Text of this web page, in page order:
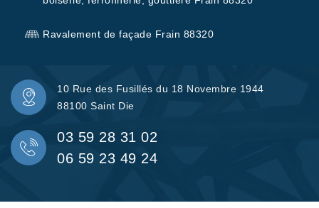
Ravalement de façade Frain 88320
10 Rue des Fusillés du 18 Novembre 1944
88100 Saint Die
03 59 28 31 02
06 59 23 49 24